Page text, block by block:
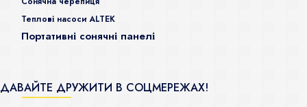
Теплові насоси ALTEK
Портативні сонячні панелі
ДАВАЙТЕ ДРУЖИТИ В СОЦМЕРЕЖАХ!